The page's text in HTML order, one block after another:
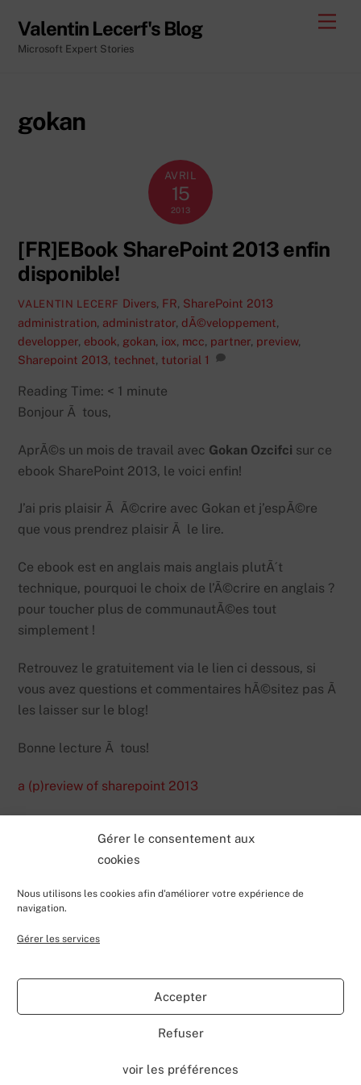
Gérer le consentement aux
cookies
Nous utilisons les cookies afin d'améliorer votre expérience de
navigation.
Gérer les services
Accepter
Refuser
voir les préférences
content
Valentin Lecerf's Blog
Microsoft Expert Stories
gokan
AVRIL
15
2013
[FR]EBook SharePoint 2013 enfin
disponible!
VALENTIN LECERF Divers, FR, SharePoint 2013
administration, administrator, dÃ©veloppement,
developper, ebook, gokan, iox, mcc, partner, preview,
Sharepoint 2013, technet, tutorial 1
Reading Time: < 1 minute
Bonjour Ã tous,
AprÃ©s un mois de travail avec Gokan Ozcifci sur ce
ebook SharePoint 2013, le voici enfin!
J’ai pris plaisir Ã Ã©crire avec Gokan et j’espÃ©re
que vous prendrez plaisir Ã le lire.
Ce ebook est en anglais mais anglais plutÃ´t
technique, pourquoi le choix de l’Ã©crire en anglais ?
pour toucher plus de communautÃ©es tout
simplement !
Retrouvez le gratuitement via le lien ci dessous, si
vous avez questions et commentaires hÃ©sitez pas Ã
les laisser sur le blog!
Bonne lecture Ã tous!
a (p)review of sharepoint 2013
To
Top
Valentin Lecerf's Blog
Home Blog Contributions My Projects
Contact
Valentin Lecerf's Blog2026